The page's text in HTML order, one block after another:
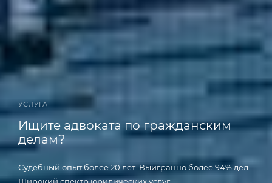
УСЛУГА
Ищите адвоката по гражданским
делам?
Судебный опыт более 20 лет. Выигранно более 94% дел.
Широкий спектр юридических услуг